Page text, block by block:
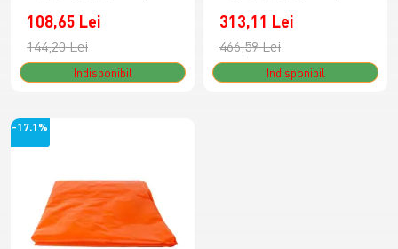
108,65 Lei
144,20 Lei
Indisponibil
313,11 Lei
466,59 Lei
Indisponibil
-17.1%